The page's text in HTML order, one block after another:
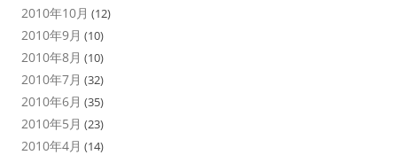
2010年10月 (12)
2010年9月 (10)
2010年8月 (10)
2010年7月 (32)
2010年6月 (35)
2010年5月 (23)
2010年4月 (14)